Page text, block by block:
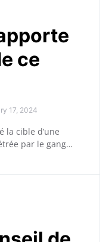
ce
17, 2024
la cible d’une
par le gang…